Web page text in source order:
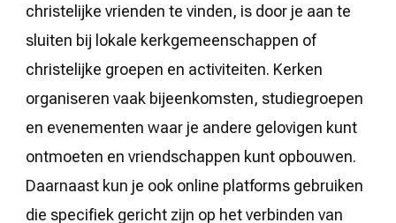
christelijke vrienden te vinden, is door je aan te
sluiten bij lokale kerkgemeenschappen of
christelijke groepen en activiteiten. Kerken
organiseren vaak bijeenkomsten, studiegroepen
en evenementen waar je andere gelovigen kunt
ontmoeten en vriendschappen kunt opbouwen.
Daarnaast kun je ook online platforms gebruiken
die specifiek gericht zijn op het verbinden van